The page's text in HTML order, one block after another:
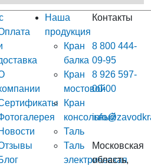
Наша
продукция
Кран
балка
Кран
мостовой
Кран
консольный
Таль
Таль
электрическая
Контакты
8 800 444-
09-95
8 926 597-
00-00
Московская
область,